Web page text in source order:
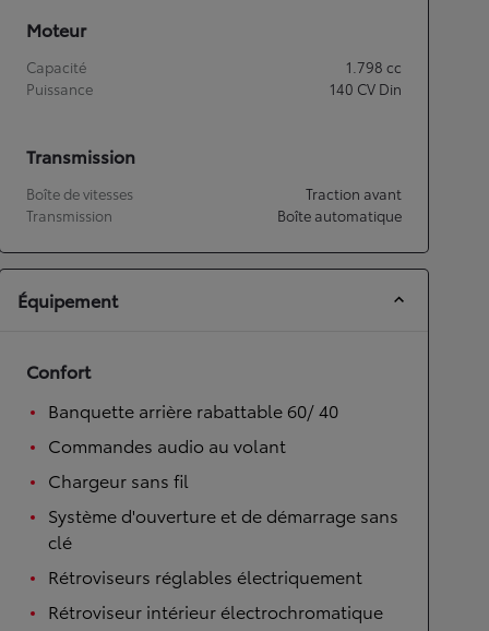
Moteur
Capacité 1.798 cc
Puissance
140 CV Din
Transmission
Boîte de vitesses
Traction avant
Transmission
Boîte automatique
Équipement
Confort
Banquette arrière rabattable 60/ 40
Commandes audio au volant
Chargeur sans fil
Système d'ouverture et de démarrage sans
clé
Rétroviseurs réglables électriquement
Rétroviseur intérieur électrochromatique